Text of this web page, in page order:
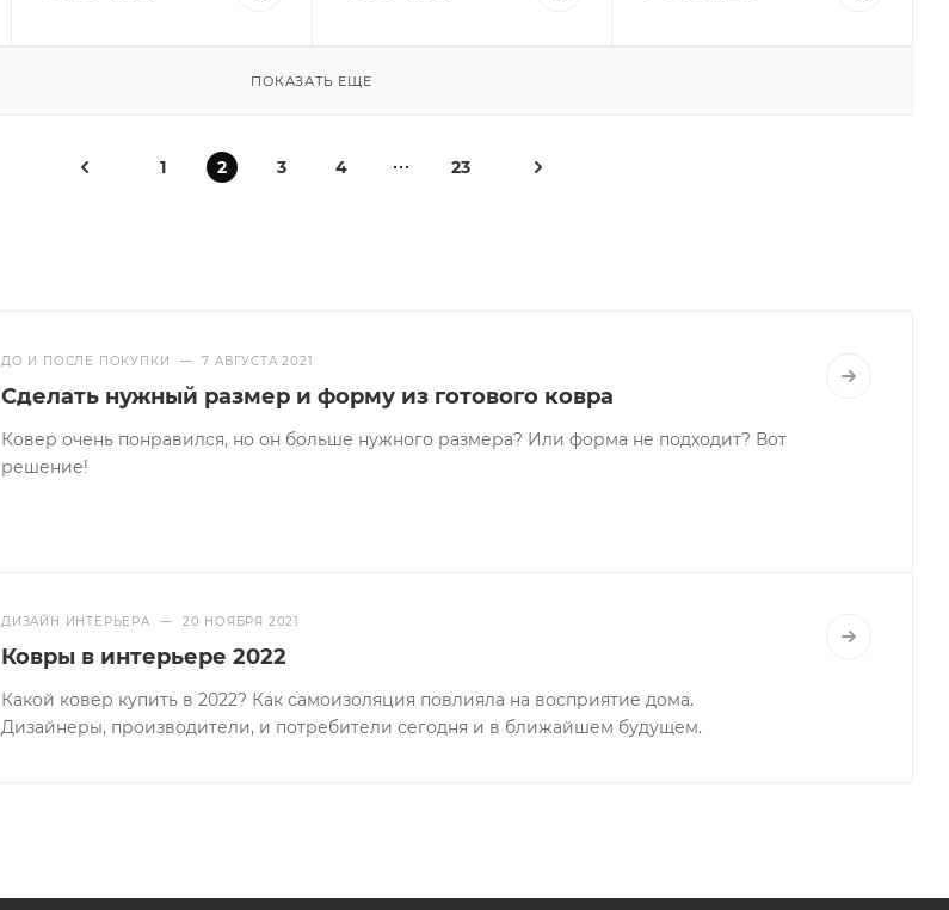
ПОКАЗАТЬ ЕЩЕ
1 2 3 4 23
ДО И ПОСЛЕ ПОКУПКИ — 7 АВГУСТА 2021
Сделать нужный размер и форму из готового ковра
Ковер очень понравился, но он больше нужного размера? Или форма не подходит? Вот
решение!
ДИЗАЙН ИНТЕРЬЕРА — 20 НОЯБРЯ 2021
Ковры в интерьере 2022
Какой ковер купить в 2022? Как самоизоляция повлияла на восприятие дома.
Дизайнеры, производители, и потребители сегодня и в ближайшем будущем.